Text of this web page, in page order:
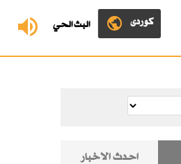
البث الحي کوردی
احدث الاخبار